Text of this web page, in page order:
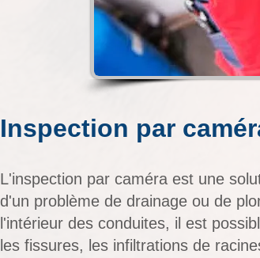
Inspection par
L'inspection par caméra est une
d'un problème de drainage ou de
l'intérieur des conduites, il est
les fissures, les infiltrations de